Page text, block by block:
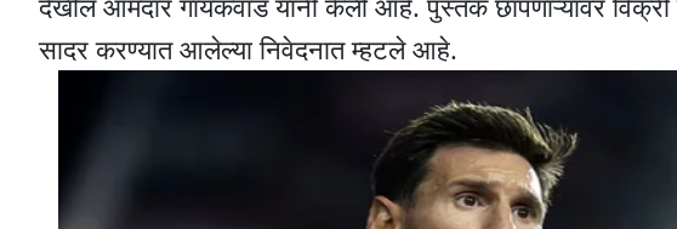
सादर करण्यात आलेल्या निवेदनात म्हटले आहे.